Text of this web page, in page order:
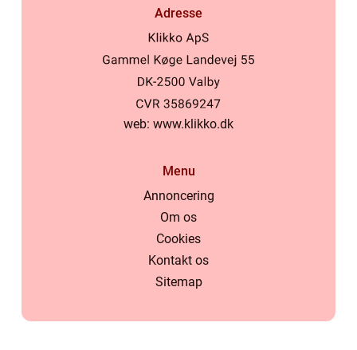
Adresse
web: www.klikko.dk
Menu
Annoncering
Om os
Cookies
Kontakt os
Sitemap